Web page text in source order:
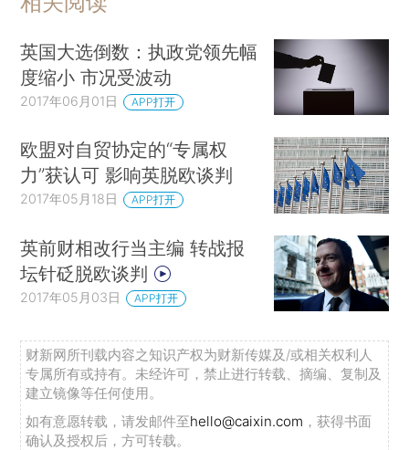
英国大选倒数：执政党领先幅
度缩小 市况受波动
2017年06月01日 APP打开
欧盟对自贸协定的“专属权
力”获认可 影响英脱欧谈判
2017年05月18日 APP打开
英前财相改行当主编 转战报
坛针砭脱欧谈判
2017年05月03日 APP打开
财新网所刊载内容之知识产权为财新传媒及/或相关权利人
专属所有或持有。未经许可，禁止进行转载、摘编、复制及
建立镜像等任何使用。
如有意愿转载，请发邮件至hello@caixin.com ，获得书面
确认及授权后，方可转载。